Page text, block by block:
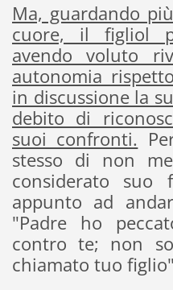
Ma, guardando
cuore, il figliol
avendo voluto
autonomia
in discussione la
debito di
suoi confronti.
stesso di non
considerato suo
appunto ad
"Padre ho
contro te; non
chiamato tuo